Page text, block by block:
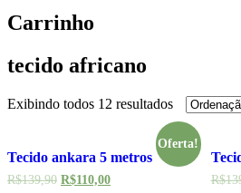
Carrinho
tecido africano
Exibindo todos 12 resultados
Oferta!
Tecido ankara 5 metros
R$139,90 R$110,00 R$